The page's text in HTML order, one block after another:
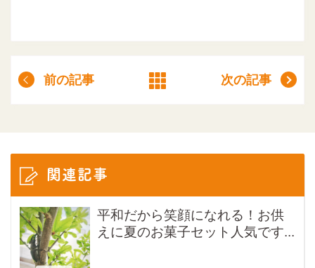
前の記事 次の記事
関連記事
平和だから笑顔になれる！お供
えに夏のお菓子セット人気です...